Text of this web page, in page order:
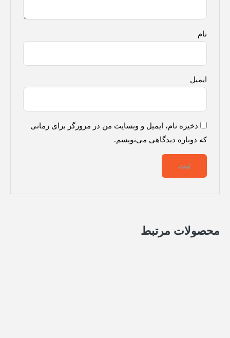
نام
ایمیل
ذخیره نام، ایمیل و وبسایت من در مرورگر برای زمانی
که دوباره دیدگاهی می‌نویسم.
محصولات مرتبط